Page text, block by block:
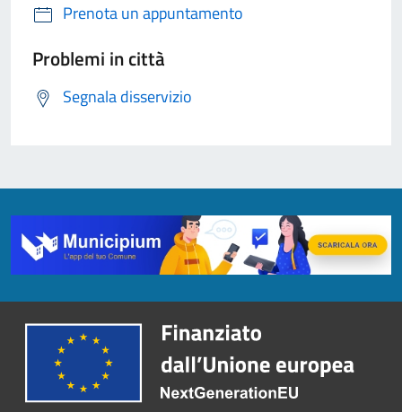
Prenota un appuntamento
Problemi in città
Segnala disservizio